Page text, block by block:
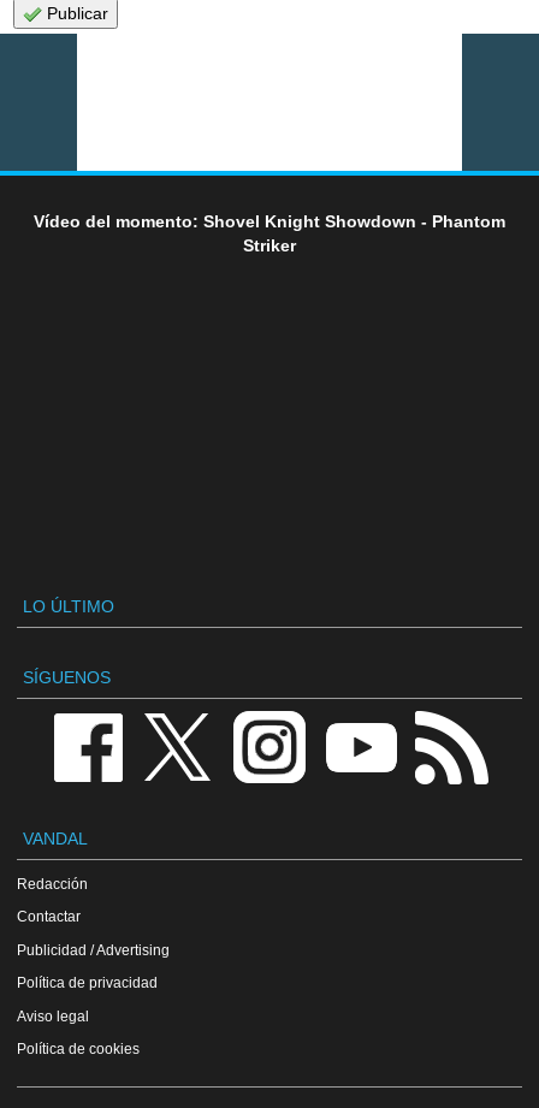
Publicar
Vídeo del momento: Shovel Knight Showdown - Phantom
Striker
LO ÚLTIMO
SÍGUENOS
VANDAL
Redacción
Contactar
Publicidad / Advertising
Política de privacidad
Aviso legal
Política de cookies